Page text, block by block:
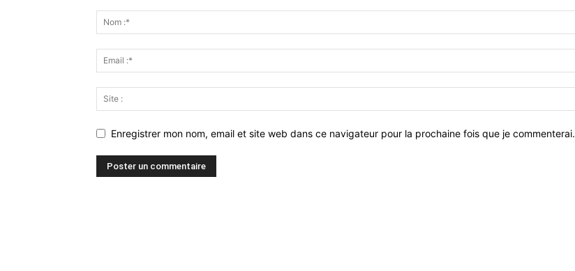
Enregistrer mon nom, email et site web dans ce navigateur pour la prochaine fois que je commenterai.